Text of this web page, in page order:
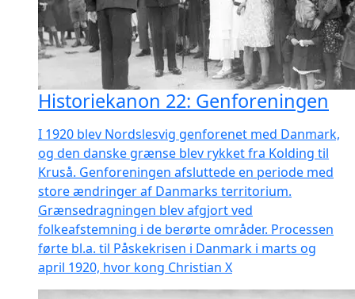
Historiekanon 22: Genforeningen
I 1920 blev Nordslesvig genforenet med Danmark,
og den danske grænse blev rykket fra Kolding til
Kruså. Genforeningen afsluttede en periode med
store ændringer af Danmarks territorium.
Grænsedragningen blev afgjort ved
folkeafstemning i de berørte områder. Processen
førte bl.a. til Påskekrisen i Danmark i marts og
april 1920, hvor kong Christian X